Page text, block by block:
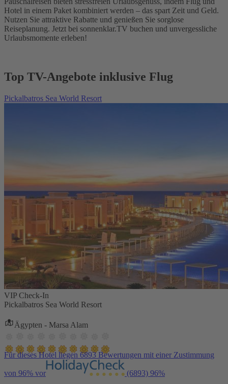
Hotel in einem Paket kombiniert werden – das spart Zeit und Geld.
Nutzen Sie attraktive Rabatte und genießen Sie sorglose
Reiseplanung. Jetzt bei sonnenklar.TV buchen und unvergessliche
Urlaubsmomente erleben!
Top TV-Angebote inklusive Flug
Pickalbatros Sea World Resort
VIP Check-In
Pickalbatros Sea World Resort
Ägypten - Marsa Alam
Für dieses Hotel liegen 6893 Bewertungen mit einer Zustimmung
von 96% vor (6893) 96%